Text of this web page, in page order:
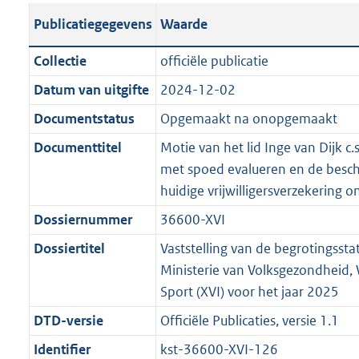
a
i
e
i
n
f
a
a
e
3
K
b
c
t
i
e
i
n
m
a
t
:
K
b
i
a
t
i
e
i
r
m
t
t
e
3
K
b
l
c
a
t
i
e
o
r
a
o
t
:
6
K
a
n
d
s
g
r
o
o
t
t
e
:
3
K
b
a
n
d
s
g
r
o
o
t
t
e
:
2
K
b
Publicatiegegevens Waarde
Collectie
officiële publicatie
Datum van uitgifte
2024-12-02
Documentstatus
Opgemaakt na onopgemaakt
Documenttitel
Motie van het lid Inge van Dijk
met spoed evalueren en de
huidige vrijwilligersverzekering
Dossiernummer
36600-XVI
Dossiertitel
Vaststelling van de
Ministerie van Volksgezondheid,
Sport (XVI) voor het jaar 2025
DTD-versie
Officiële Publicaties, versie 1.1
Identifier
kst-36600-XVI-126